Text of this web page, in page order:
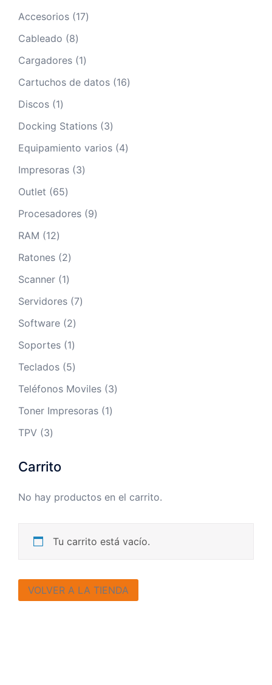
Accesorios 1717
Cableado 88
productos
Cargadores 11
producto
Cartuchos de datos 1616
Discos 11
producto
Docking Stations 33
productos
Equipamiento varios 44
Impresoras 33
Outlet 6565
productos
Procesadores 99
RAM 1212
productos
Ratones 22
productos
Scanner 11
producto
Servidores 77
Software 22
productos
Soportes 11
producto
Teclados 55
productos
Teléfonos Moviles 33
Toner Impresoras 11
TPV 33
Carrito
No hay productos en el carrito.
Tu carrito está vacío.
VOLVER A LA TIENDA